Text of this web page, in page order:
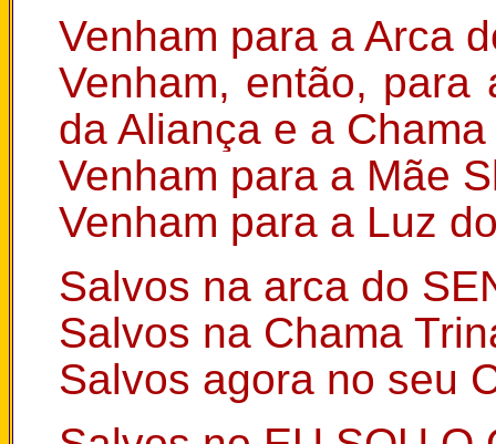
Venham para a Arca
Venham, então,
da Aliança e a
Venham para a Mãe
Venham para a Luz
Salvos na arca do
Salvos na Chama
Salvos agora no seu